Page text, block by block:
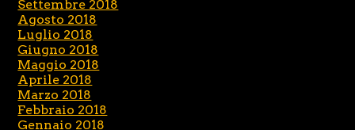
Settembre 2018
Agosto 2018
Luglio 2018
Giugno 2018
Maggio 2018
Aprile 2018
Marzo 2018
Febbraio 2018
Gennaio 2018